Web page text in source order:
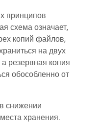
принципов
схема означает,
копий файлов,
на двух
а резервная копия
обособленно от
снижении
хранения.